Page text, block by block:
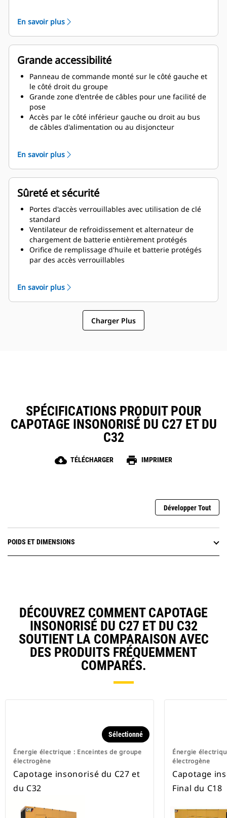
75 dBA à 7 m
En savoir plus
Grande accessibilité
Panneau de commande monté sur le côté gauche et
le côté droit du groupe
Grande zone d'entrée de câbles pour une facilité de
pose
Accès par le côté inférieur gauche ou droit au bus
de câbles d'alimentation ou au disjoncteur
refroidissement acheminées à l'extérieur du
capotage et robinets de vidange raccordés
En savoir plus
Sûreté et sécurité
Portes d'accès verrouillables avec utilisation de clé
standard
Ventilateur de refroidissement et alternateur de
chargement de batterie entièrement protégés
Orifice de remplissage d'huile et batterie protégés
par des accès verrouillables
En savoir plus
Charger Plus
SPÉCIFICATIONS PRODUIT POUR
CAPOTAGE INSONORISÉ DU C27 ET DU
C32
cloud_download TÉLÉCHARGER print IMPRIMER
Développer Tout
POIDS ET DIMENSIONS
DÉCOUVREZ COMMENT CAPOTAGE
INSONORISÉ DU C27 ET DU C32
SOUTIENT LA COMPARAISON AVEC
DES PRODUITS FRÉQUEMMENT
COMPARÉS.
Énergie électrique : Enceintes de groupe
électrogène
Sélectionné
Capotage insonorisé du C27 et
du C32
Énergie
électrogène
Capotage
Final du C18